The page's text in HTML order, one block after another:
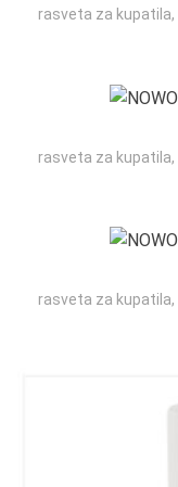
rasveta za kupatila,
rasveta za kupatila,
rasveta za kupatila,